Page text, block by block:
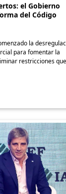
el Gobierno
del Código
la
para fomentar la
restricciones